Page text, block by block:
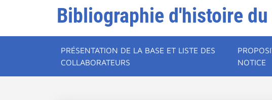
Bibliographie d'histoire
PRÉSENTATION DE LA BASE ET LISTE DES
COLLABORATEURS
NOTICE